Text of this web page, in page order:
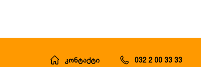
კონტაქტი 032 2 00 33 33